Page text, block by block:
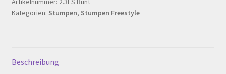
Warenkorb
Widerrufsbelehrung
mm,
Kategorien: Stumpen, Stumpen Freestyle
Beschreibung